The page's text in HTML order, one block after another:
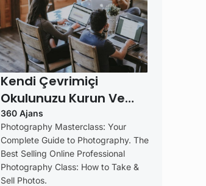
Kendi Çevrimiçi
Okulunuzu Kurun Ve
Kârınızı Artırın
360 Ajans
Photography Masterclass: Your
Complete Guide to Photography. The
Best Selling Online Professional
Photography Class: How to Take &
Sell Photos.